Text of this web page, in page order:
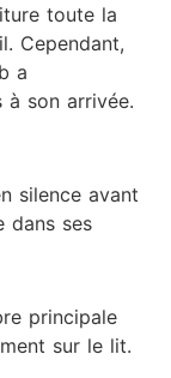
toute la
Cependant,
a
à son arrivée.
silence avant
dans ses
principale
sur le lit.